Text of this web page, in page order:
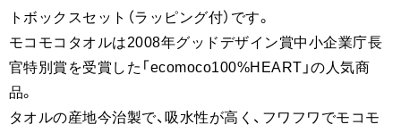
トボックスセット（ラッピング付）です。
モコモコタオルは2008年グッドデザイン賞中小企業庁長
官特別賞を受賞した「ecomoco100%HEART」の人気商
品。
タオルの産地今治製で、吸水性が高く、フワフワでモコモ